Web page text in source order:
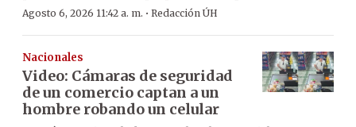
Agosto 6, 2026 11:42 a. m. · Redacción ÚH
Nacionales
Video: Cámaras de seguridad
de un comercio captan a un
hombre robando un celular